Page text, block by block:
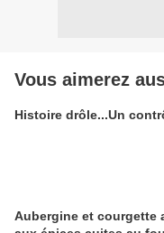
Vous aimerez
Histoire drôle...Un
Aubergine et courgette